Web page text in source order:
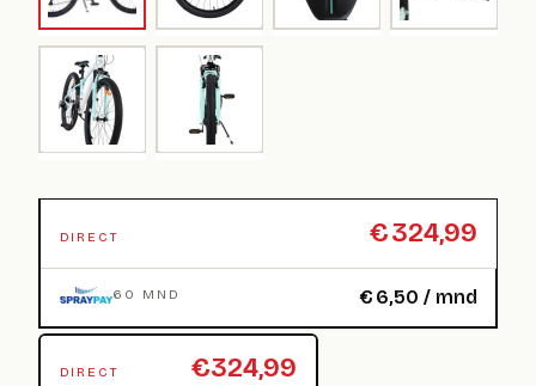
DIRECT €324,99
60 MND € 6,50 / mnd
DIRECT €324,99